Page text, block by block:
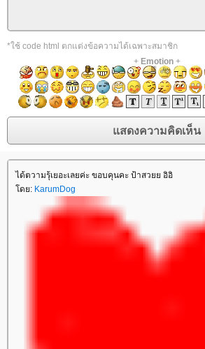
*ใช้ code html ตกแต่งข้อความได้เฉพาะสมาชิก
+ Emotion+
ได้ตวามรุ้เยอะเลยค่ะ ขอบคุนคะ ป้าสวยย อิอิ
โดย: KarumDog